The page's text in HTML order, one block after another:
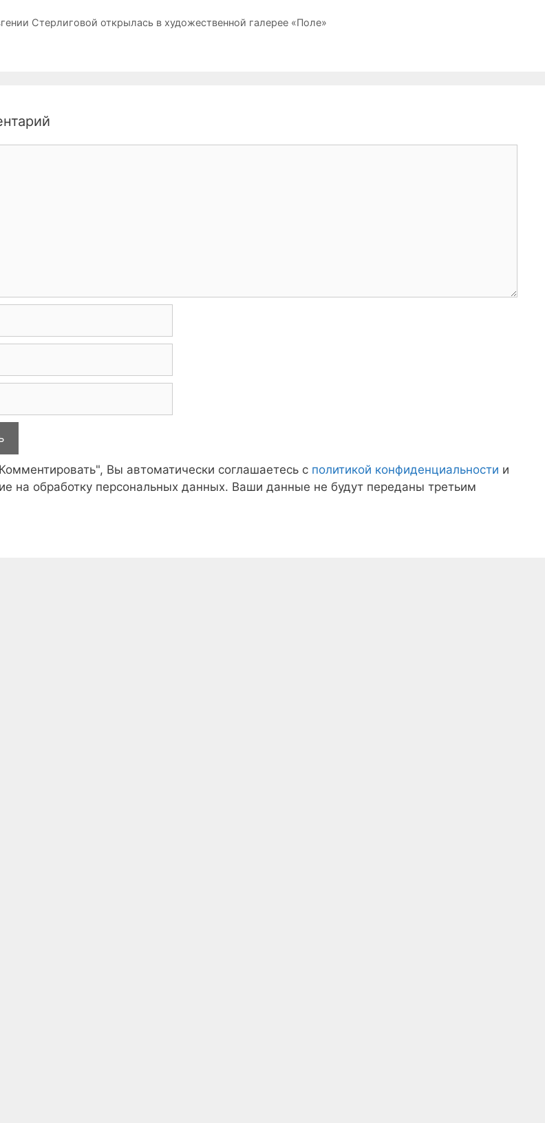
Стерлиговой открылась в художественной галерее «Поле»
Вы автоматически соглашаетесь с политикой конфиденциальности и
на обработку персональных данных. Ваши данные не будут переданы третьим